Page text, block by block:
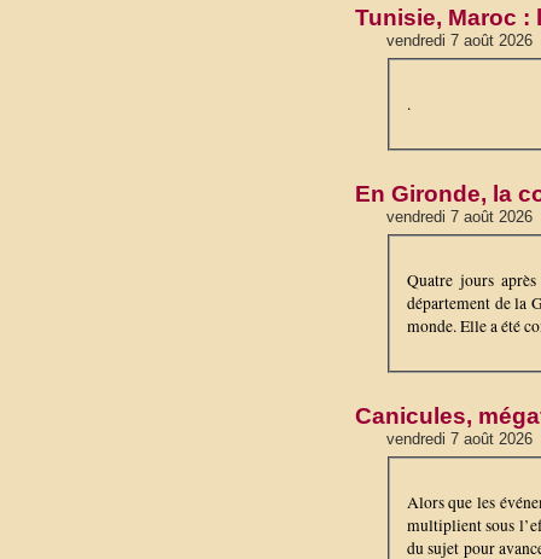
Tunisie, Maroc
vendredi 7 août 2026
.
En Gironde, la
vendredi 7 août 2026
Quatre jours
département de la
monde. Elle a été
Canicules,
vendredi 7 août 2026
Alors que les
multiplient sous
du sujet pour